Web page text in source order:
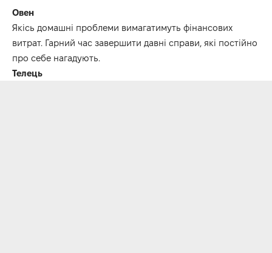
Овен
Якісь домашні проблеми вимагатимуть фінансових
витрат. Гарний час завершити давні справи, які постійно
про себе нагадують.
Телець